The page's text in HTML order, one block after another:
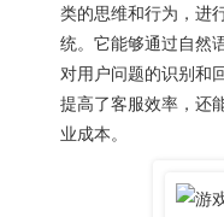
类的思维和行为，进
统。它能够通过自然
对用户问题的识别和
提高了客服效率，还
业成本。